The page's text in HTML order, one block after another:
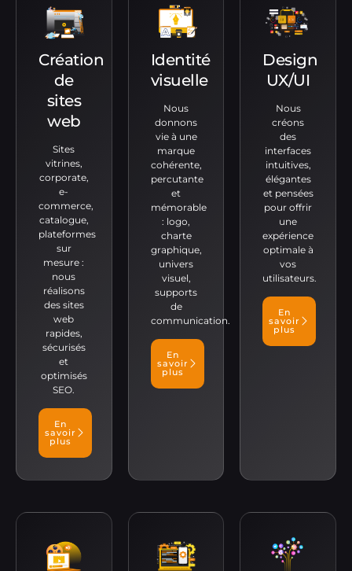
Création
de
sites
web
Sites
vitrines,
corporate,
e-
commerce,
catalogue,
plateformes
sur
mesure :
nous
réalisons
des sites
web
rapides,
sécurisés
et
optimisés
SEO.
En
savoir
plus
Identité
visuelle
Nous
donnons
vie à une
marque
cohérente,
percutante
et
mémorable
: logo,
charte
graphique,
univers
visuel,
supports
de
communication.
En
savoir
plus
Design
UX/UI
Nous
créons
des
interfaces
intuitives,
élégantes
et pensées
pour offrir
une
expérience
optimale à
vos
utilisateurs.
En
savoir
plus